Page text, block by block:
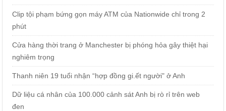
Clip tội phạm bứng gọn máy ATM của Nationwide chỉ trong 2
phút
Cửa hàng thời trang ở Manchester bị phóng hỏa gây thiệt hại
nghiêm trọng
Thanh niên 19 tuổi nhận “hợp đồng gi.ết người" ở Anh
Dữ liệu cá nhân của 100.000 cảnh sát Anh bị rò rỉ trên web
đen